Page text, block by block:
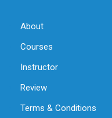
About
Courses
Instructor
Review
Terms & Conditions